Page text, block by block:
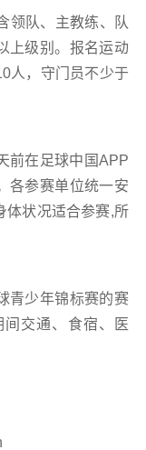
队、主教练、队
上级别。报名运动
人，守门员不少于
在足球中国APP
各参赛单位统一安
体状况适合参赛,所
少年锦标赛的赛
交通、食宿、医